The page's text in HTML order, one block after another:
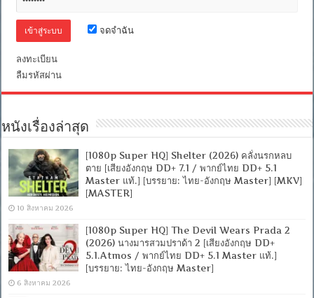
จดจำฉัน
ลงทะเบียน
ลืมรหัสผ่าน
หนังเรื่องล่าสุด
[1080p Super HQ] Shelter (2026) คลั่งนรกหลบ
ตาย [เสียงอังกฤษ DD+ 7.1 / พากย์ไทย DD+ 5.1
Master แท้.] [บรรยาย: ไทย-อังกฤษ Master] [MKV]
[MASTER]
10 สิงหาคม 2026
[1080p Super HQ] The Devil Wears Prada 2
(2026) นางมารสวมปราด้า 2 [เสียงอังกฤษ DD+
5.1.Atmos / พากย์ไทย DD+ 5.1 Master แท้.]
[บรรยาย: ไทย-อังกฤษ Master]
6 สิงหาคม 2026